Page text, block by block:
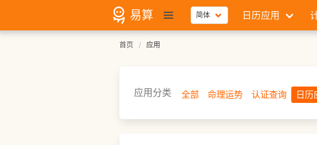
易算 日历应用
首页 应用
应用分类 全部 命理运势 认证查询 日历